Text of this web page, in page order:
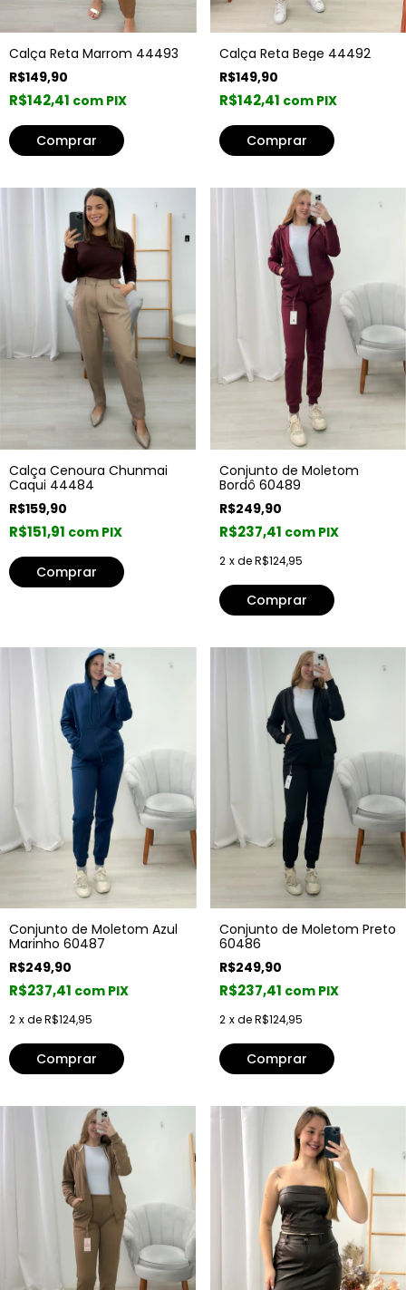
Calça Reta Marrom 44493
R$149,90
R$142,41 com PIX
Comprar
Calça Reta Bege 44492
R$149,90
R$142,41 com PIX
Comprar
Calça Cenoura Chunmai
Caqui 44484
R$159,90
R$151,91 com PIX
Comprar
Conjunto de Moletom
Bordô 60489
R$249,90
R$237,41 com PIX
2 x deR$124,95
Comprar
Conjunto de Moletom Azul
Marinho 60487
R$249,90
R$237,41 com PIX
2 x deR$124,95
Comprar
Conjunto de Moletom Preto
60486
R$249,90
R$237,41 com PIX
2 x deR$124,95
Comprar